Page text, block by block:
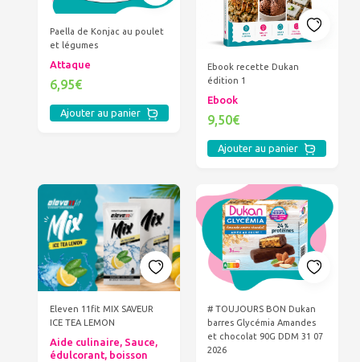
Paella de Konjac au poulet
et légumes
Attaque
6,95€
Ajouter au panier
Ebook recette Dukan
édition 1
Ebook
9,50€
Ajouter au panier
Eleven 11fit MIX SAVEUR
ICE TEA LEMON
Aide culinaire, Sauce,
édulcorant, boisson
# TOUJOURS BON Dukan
barres Glycémia Amandes
et chocolat 90G DDM 31 07
2026